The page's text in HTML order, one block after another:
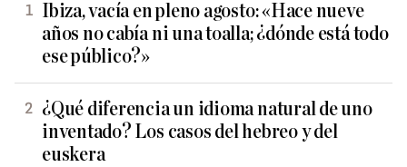
Ibiza, vacía en pleno agosto: «Hace nueve
años no cabía ni una toalla; ¿dónde está todo
ese público?»
¿Qué diferencia un idioma natural de uno
inventado? Los casos del hebreo y del
euskera